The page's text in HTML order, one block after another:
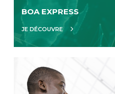
BOA EXPRESS
JE DÉCOUVRE